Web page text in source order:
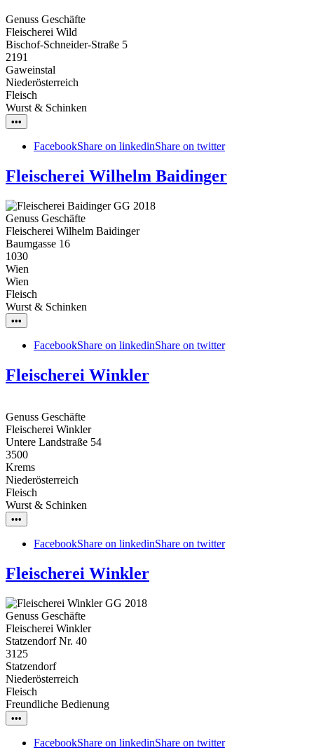
Genuss Geschäfte
Fleischerei Wild
Bischof-Schneider-Straße 5
2191
Gaweinstal
Niederösterreich
Fleisch
Wurst & Schinken
•••
FacebookShare on linkedinShare on twitter
Fleischerei Wilhelm Baidinger
Genuss Geschäfte
Fleischerei Wilhelm Baidinger
Baumgasse 16
1030
Wien
Wien
Fleisch
Wurst & Schinken
•••
FacebookShare on linkedinShare on twitter
Fleischerei Winkler
Genuss Geschäfte
Fleischerei Winkler
Untere Landstraße 54
3500
Krems
Niederösterreich
Fleisch
Wurst & Schinken
•••
FacebookShare on linkedinShare on twitter
Fleischerei Winkler
Genuss Geschäfte
Fleischerei Winkler
Statzendorf Nr. 40
3125
Statzendorf
Niederösterreich
Fleisch
Freundliche Bedienung
•••
FacebookShare on linkedinShare on twitter